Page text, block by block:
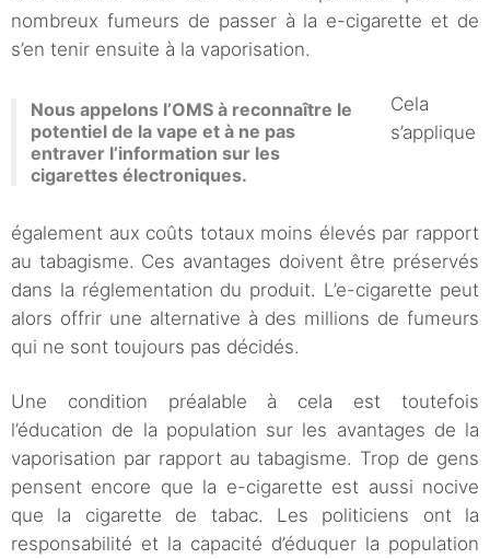
nombreux fumeurs de passer à la e-cigarette et de
s’en tenir ensuite à la vaporisation.
Nous appelons l’OMS à reconnaître le
potentiel de la vape et à ne pas
entraver l’information sur les
cigarettes électroniques.
Cela
s’applique
également aux coûts totaux moins élevés par rapport
au tabagisme. Ces avantages doivent être préservés
dans la réglementation du produit. L’e-cigarette peut
alors offrir une alternative à des millions de fumeurs
qui ne sont toujours pas décidés.
Une condition préalable à cela est toutefois
l’éducation de la population sur les avantages de la
vaporisation par rapport au tabagisme. Trop de gens
pensent encore que la e-cigarette est aussi nocive
que la cigarette de tabac. Les politiciens ont la
responsabilité et la capacité d’éduquer la population